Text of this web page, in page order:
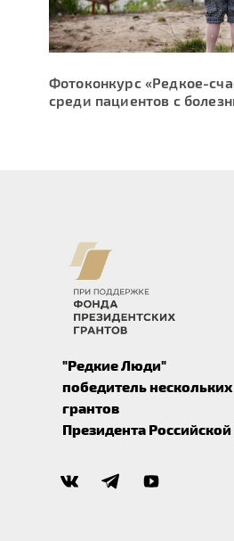
Фотоконкурс «Редкое-
среди пациентов с
"Редкие Люди"
победитель
грантов
Президента